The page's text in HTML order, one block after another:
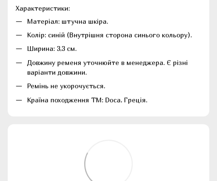
Характеристики:
Матеріал: штучна шкіра.
Колір: синій (Внутрішня сторона синього кольору).
Ширина: 3,3 см.
Довжину ременя уточнюйте в менеджера. Є різні
варіанти довжини.
Ремінь не укорочується.
Країна походження ТМ: Doca, Греція.